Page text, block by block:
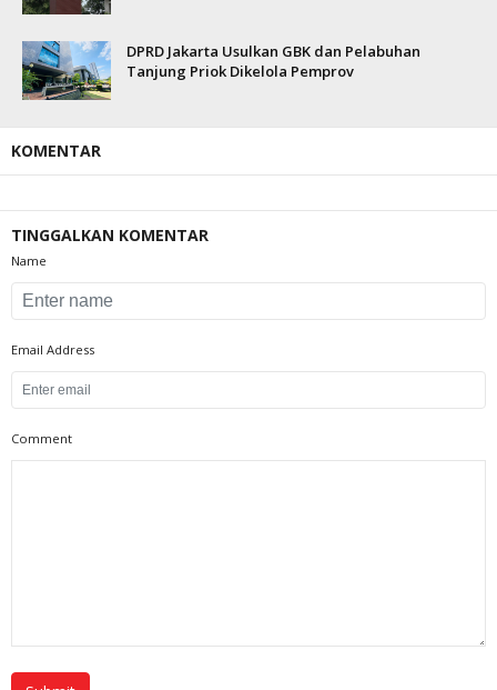
DPRD Jakarta Usulkan GBK dan Pelabuhan
Tanjung Priok Dikelola Pemprov
KOMENTAR
TINGGALKAN KOMENTAR
Name
Email Address
Comment